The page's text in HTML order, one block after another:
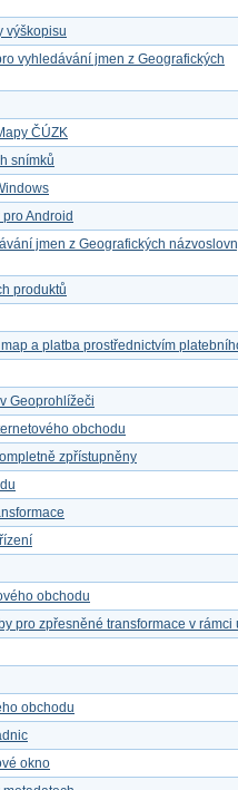
výškopisu
vyhledávání jmen z Geografických
ČÚZK
snímků
Android
jmen z Geografických
produktů
a platba prostřednictvím
Geoprohlížeči
obchodu
zpřístupněny
obchodu
pro zpřesněné transformace v rámci
obchodu
okno